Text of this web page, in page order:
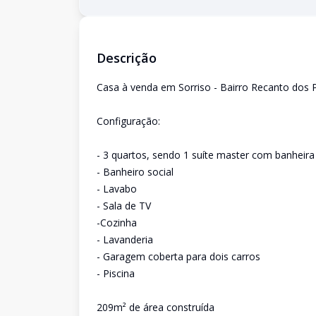
Descrição
Casa à venda em Sorriso - Bairro Recanto dos
Configuração:
- 3 quartos, sendo 1 suíte master com banheira
- Banheiro social
- Lavabo
- Sala de TV
-Cozinha
- Lavanderia
- Garagem coberta para dois carros
- Piscina
209m² de área construída